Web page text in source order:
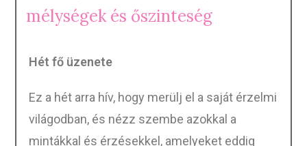
mélységek és őszinteség
Hét fő üzenete
Ez a hét arra hív, hogy merülj el a saját érzelmi
világodban, és nézz szembe azokkal a
mintákkal és érzésekkel, amelyeket eddig